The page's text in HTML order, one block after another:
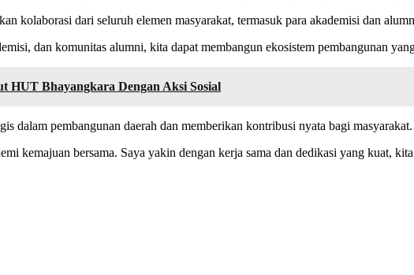
kolaborasi dari seluruh elemen masyarakat, termasuk para akademisi dan
dan komunitas alumni, kita dapat membangun ekosistem pembangunan
HUT Bhayangkara Dengan Aksi Sosial
dalam pembangunan daerah dan memberikan kontribusi nyata bagi masyarakat.
kemajuan bersama. Saya yakin dengan kerja sama dan dedikasi yang kuat,